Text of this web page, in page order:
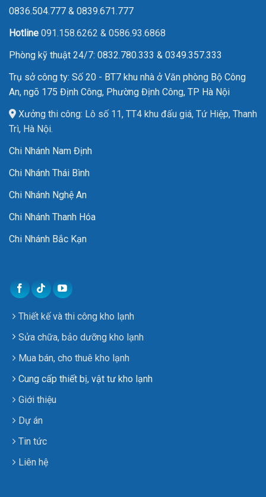
0836.504.777 & 0839.671.777
Hotline 091.158.6262 & 0586.93.6868
Phòng kỹ thuật 24/7: 0832.780.333 & 0349.357.333
Trụ sở công ty: Số 20 - BT7 khu nhà ở Văn phòng Bộ Công
An, ngõ 175 Định Công, Phường Định Công, TP Hà Nội
Xưởng thi công: Lô số 11, TT4 khu đấu giá, Tứ Hiệp, Thanh
Trì, Hà Nội.
Chi Nhánh Nam Định
Chi Nhánh Thái Bình
Chi Nhánh Nghệ An
Chi Nhánh Thanh Hóa
Chi Nhánh Bắc Kạn
Thiết kế và thi công kho lạnh
Sửa chữa, bảo dưỡng kho lạnh
Mua bán, cho thuê kho lạnh
Cung cấp thiết bị, vật tư kho lạnh
Giới thiệu
Dự án
Tin tức
Liên hệ